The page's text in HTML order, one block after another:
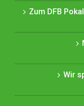
Zum DFB
Wir